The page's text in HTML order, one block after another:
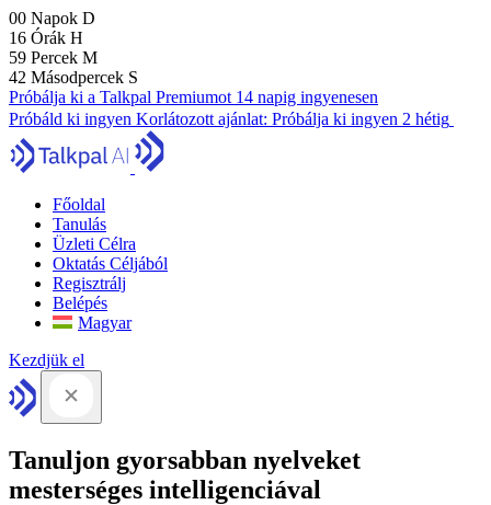
00 Napok D
16 Órák H
59 Percek M
41 Másodpercek S
Próbálja ki a Talkpal Premiumot 14 napig ingyenesen
Próbáld ki ingyen Korlátozott ajánlat: Próbálja ki ingyen 2 hétig
Főoldal
Tanulás
Üzleti Célra
Oktatás Céljából
Regisztrálj
Belépés
Magyar
Kezdjük el
Tanuljon gyorsabban nyelveket
mesterséges intelligenciával